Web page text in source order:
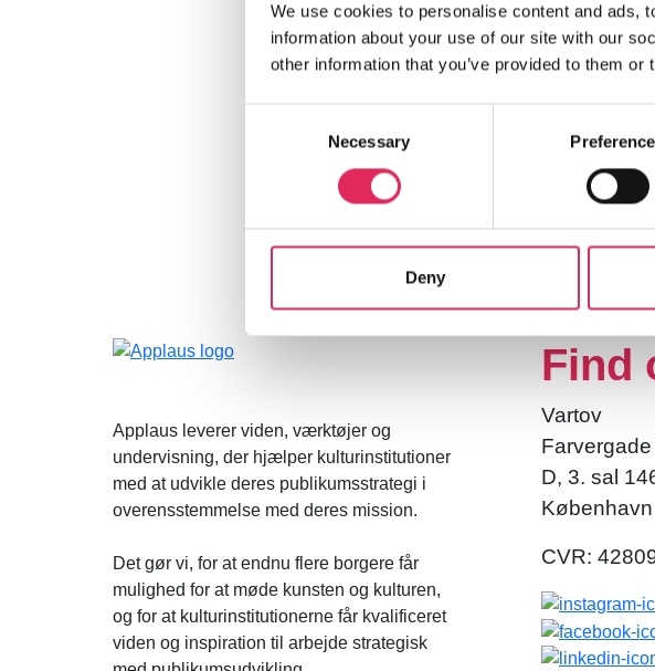
We use cookies to personalise content and ads,
information about your use of our site with our
other information that you’ve provided to them
Necessary
Deny
Applaus leverer viden, værktøjer og
undervisning, der hjælper kulturinstitutioner
med at udvikle deres publikumsstrategi i
overensstemmelse med deres mission.
Det gør vi, for at endnu flere borgere får
mulighed for at møde kunsten og kulturen,
og for at kulturinstitutionerne får kvalificeret
viden og inspiration til arbejde strategisk
Find
Vartov
D, 3. sal
København
CVR: